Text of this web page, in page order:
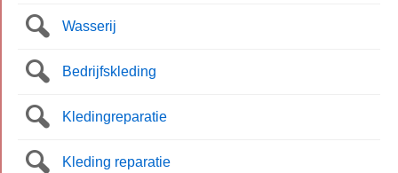
Wasserij
Bedrijfskleding
Kledingreparatie
Kleding reparatie